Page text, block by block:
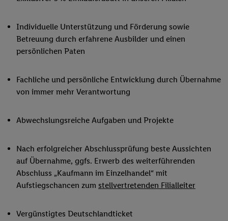
Individuelle Unterstützung und Förderung sowie
Betreuung durch erfahrene Ausbilder und einen
persönlichen Paten
Fachliche und persönliche Entwicklung durch Übernahme
von immer mehr Verantwortung
Abwechslungsreiche Aufgaben und Projekte
Nach erfolgreicher Abschlussprüfung beste Aussichten
auf Übernahme, ggfs. Erwerb des weiterführenden
Abschluss „Kaufmann im Einzelhandel“ mit
Aufstiegschancen zum stellvertretenden Filialleiter
Vergünstigtes Deutschlandticket